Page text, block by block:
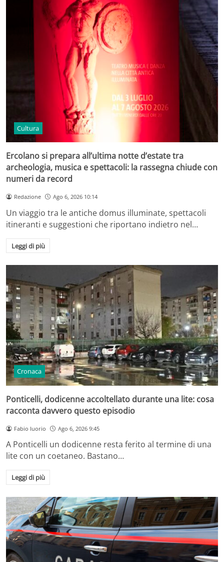
Cultura
Ercolano si prepara all’ultima notte d’estate tra
archeologia, musica e spettacoli: la rassegna chiude con
numeri da record
Redazione Ago 6, 2026 10:14
Un viaggio tra le antiche domus illuminate, spettacoli
itineranti e suggestioni che riportano indietro nel…
Leggi di più
Cronaca
Ponticelli, dodicenne accoltellato durante una lite: cosa
racconta davvero questo episodio
Fabio Iuorio Ago 6, 2026 9:45
A Ponticelli un dodicenne resta ferito al termine di una
lite con un coetaneo. Bastano…
Leggi di più